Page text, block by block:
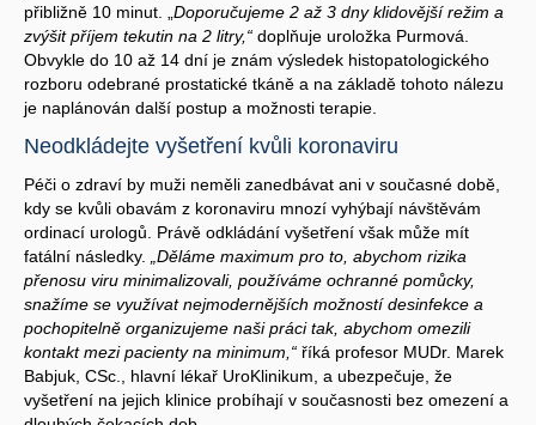
přibližně 10 minut. „ Doporučujeme 2 až 3 dny klidovější režim a
zvýšit příjem tekutin na 2 litry,“ doplňuje uroložka Purmová.
Obvykle do 10 až 14 dní je znám výsledek histopatologického
rozboru odebrané prostatické tkáně a na základě tohoto nálezu
je naplánován další postup a možnosti terapie.
Neodkládejte vyšetření kvůli koronaviru
Péči o zdraví by muži neměli zanedbávat ani v současné době,
kdy se kvůli obavám z koronaviru mnozí vyhýbají návštěvám
ordinací urologů. Právě odkládání vyšetření však může mít
fatální následky.
„Děláme maximum pro to, abychom rizika
přenosu viru minimalizovali, používáme ochranné pomůcky,
snažíme se využívat nejmodernějších možností desinfekce a
pochopitelně organizujeme naši práci tak, abychom omezili
kontakt mezi pacienty na minimum,“ říká profesor MUDr. Marek
Babjuk, CSc., hlavní lékař UroKlinikum, a ubezpečuje, že
vyšetření na jejich klinice probíhají v současnosti bez omezení a